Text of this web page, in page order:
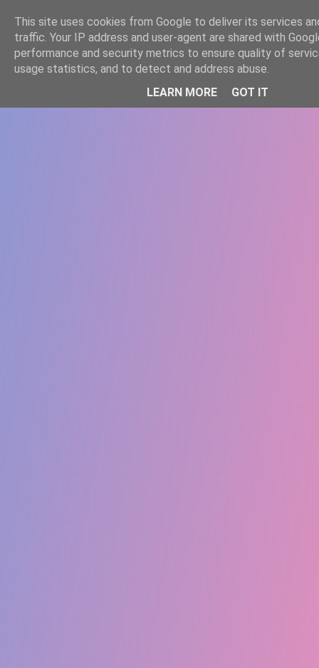
WWW.GAZISTI.RO
This site uses cookies from Google to deliver its services
traffic. Your IP address and user-agent are shared with
performance and security metrics to ensure quality of
usage statistics, and to detect and address abuse.
LEARN MORE
GOT IT